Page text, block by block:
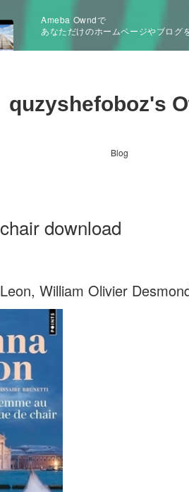
Ameba Owndで
あなただけのホームページやブログ
quzyshefoboz's
Blog
download
William Olivier